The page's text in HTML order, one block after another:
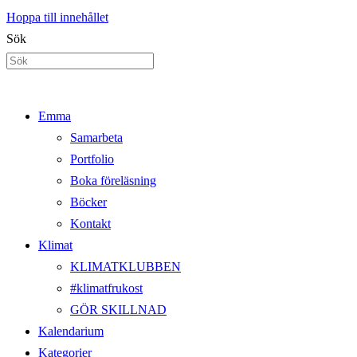
Hoppa till innehållet
Sök
Emma
Samarbeta
Portfolio
Boka föreläsning
Böcker
Kontakt
Klimat
KLIMATKLUBBEN
#klimatfrukost
GÖR SKILLNAD
Kalendarium
Kategorier